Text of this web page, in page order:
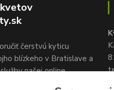
čerstvú kyticu
blízkeho v Bratislave a
našej online